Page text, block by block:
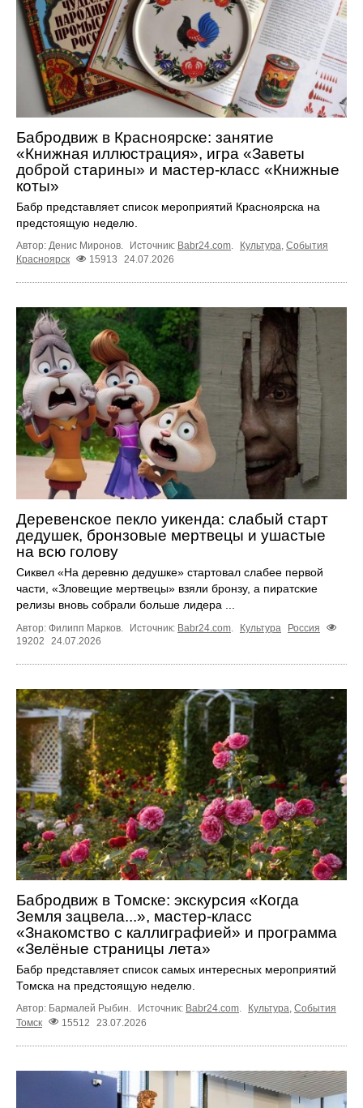
Бабродвиж в Красноярске: занятие
«Книжная иллюстрация», игра «Заветы
доброй старины» и мастер-класс «Книжные
коты»
Бабр представляет список мероприятий Красноярска на
предстоящую неделю.
Автор: Денис Миронов. Источник: Babr24.com. Культура, События
Красноярск
15913 24.07.2026
Деревенское пекло уикенда: слабый старт
дедушек, бронзовые мертвецы и ушастые
на всю голову
Сиквел «На деревню дедушке» стартовал слабее первой
части, «Зловещие мертвецы» взяли бронзу, а пиратские
релизы вновь собрали больше лидера ...
Автор: Филипп Марков. Источник: Babr24.com. Культура
Россия
19202
24.07.2026
Бабродвиж в Томске: экскурсия «Когда
Земля зацвела...», мастер-класс
«Знакомство с каллиграфией» и программа
«Зелёные страницы лета»
Бабр представляет список самых интересных мероприятий
Томска на предстоящую неделю.
Автор: Бармалей Рыбин. Источник: Babr24.com. Культура, События
Томск
15512 23.07.2026